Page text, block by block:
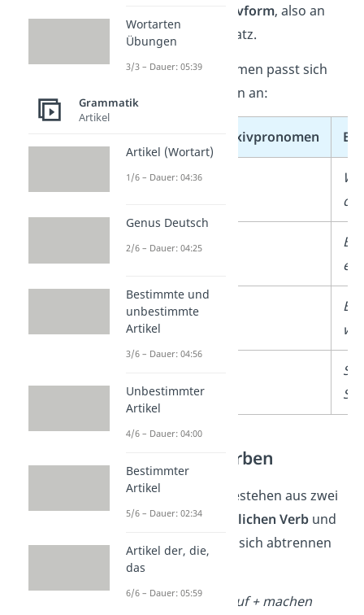
nach der Imperativform, also an
zweiter Stelle im Satz.
Das Reflexivpronomen passt sich
dabei an die Person an:
Reflexivpronomen
du
ihr
wir
Trennbare Verben
Manche Verben bestehen aus zwei
Teilen: demeigentlichen Verbund
einer Vorsilbe
, die sich abtrennen
lässt.
➡️aufmachen → auf + machen
Wortarten
Übungen
3/3 – Dauer: 05:39
Grammatik
Artikel
Artikel (Wortart)
1/6 – Dauer: 04:36
Genus Deutsch
2/6 – Dauer: 04:25
Bestimmte und
unbestimmte
Artikel
3/6 – Dauer: 04:56
Unbestimmter
Artikel
4/6 – Dauer: 04:00
Bestimmter
Artikel
5/6 – Dauer: 02:34
Artikel der, die,
das
6/6 – Dauer: 05:59